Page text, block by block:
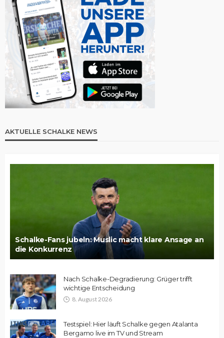
AKTUELLE SCHALKE NEWS
Schalke-Fans jubeln: Muslic macht klare Ansage an
die Konkurrenz
Nach Schalke-Degradierung: Grüger trifft
wichtige Entscheidung
8. August 2026
Testspiel: Hier läuft Schalke gegen Atalanta
Bergamo live im TV und Stream